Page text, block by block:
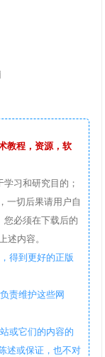
教程，资源，软
习和研究目的；
一切后果请用户自
您必须在下载后的
内容。
得到更好的正版
责维护这些网
或它们的内容的
述或保证，也不对